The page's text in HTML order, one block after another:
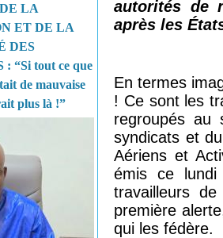
LA
ET DE LA
DES
“Si tout ce que
de mauvaise
plus là !”
autorités de
après les
En termes
! Ce sont les
regroupés au
syndicats et
Aériens et
émis ce
travailleurs
première
qui les fédère.